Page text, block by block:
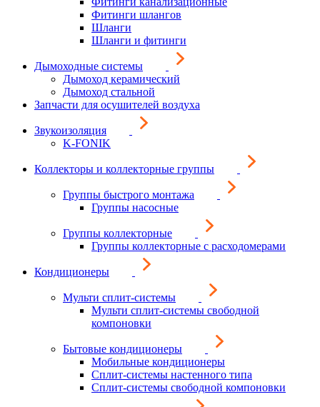
Фитинги шлангов
Шланги
Шланги и фитинги
Дымоходные системы
Дымоход керамический
Дымоход стальной
Запчасти для осушителей воздуха
Звукоизоляция
K-FONIK
Коллекторы и коллекторные группы
Группы быстрого монтажа
Группы насосные
Группы коллекторные
Группы коллекторные с расходомерами
Кондиционеры
Мульти сплит-системы
Мульти сплит-системы свободной
компоновки
Бытовые кондиционеры
Мобильные кондиционеры
Сплит-системы настенного типа
Сплит-системы свободной компоновки